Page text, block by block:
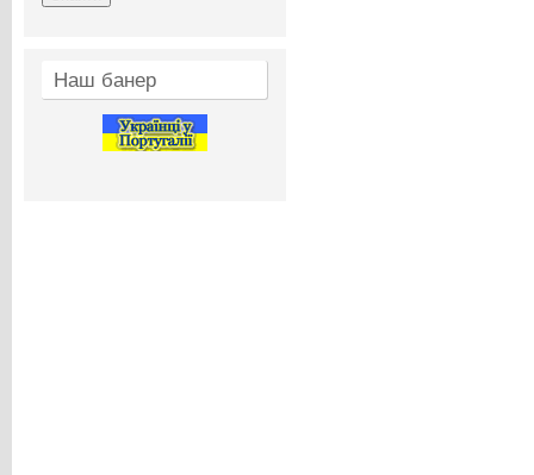
Наш банер